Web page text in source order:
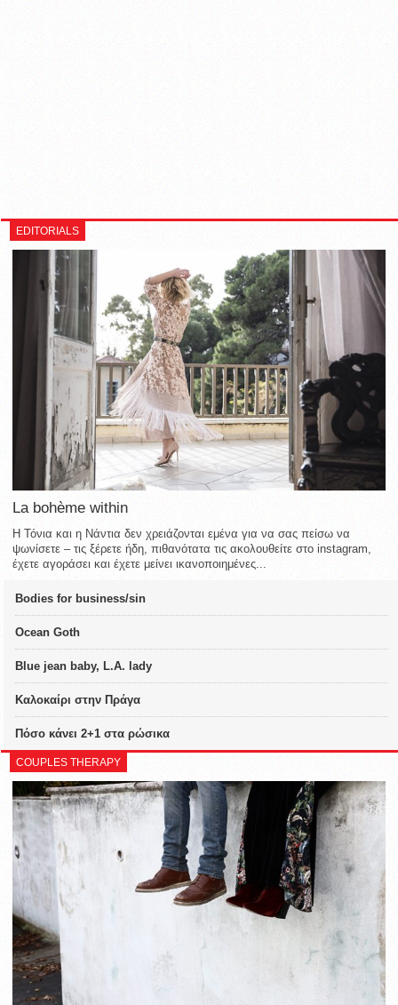
EDITORIALS
La bohème within
Η Τόνια και η Νάντια δεν χρειάζονται εμένα για να σας πείσω να
ψωνίσετε – τις ξέρετε ήδη, πιθανότατα τις ακολουθείτε στο instagram,
έχετε αγοράσει και έχετε μείνει ικανοποιημένες...
Bodies for business/sin
Ocean Goth
Blue jean baby, L.A. lady
Καλοκαίρι στην Πράγα
Πόσο κάνει 2+1 στα ρώσικα
COUPLES THERAPY